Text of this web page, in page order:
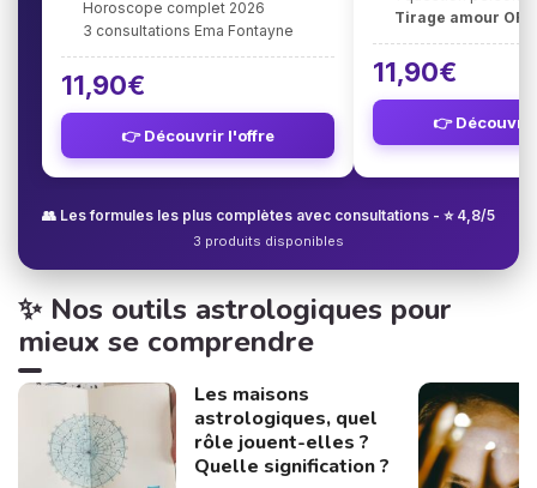
Horoscope complet 2026
3 consultations Ema Fontayne
11,90€
👉 Découvrir l'offre
Tirage amour
11,90€
👉
👥 Les formules les plus complètes avec consultations - ⭐ 4,8/5
3 produits disponibles
✨ Nos outils astrologiques pour
mieux se comprendre
Les maisons
astrologiques, quel
rôle jouent-elles ?
Quelle signification ?